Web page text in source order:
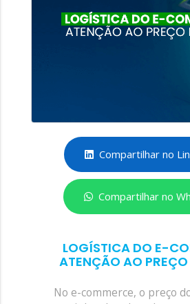
Compartilhar no
Compartilhar no
LOGÍSTICA DO E-
ATENÇÃO AO PREÇO
No e-commerce, o preço